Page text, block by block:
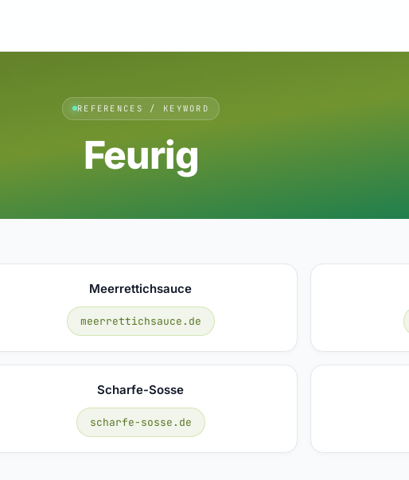
REFERENCES / KEYWORD
Feurig
Meerrettichsauce
meerrettichsauce.de
Scharfe-Sosse
scharfe-sosse.de